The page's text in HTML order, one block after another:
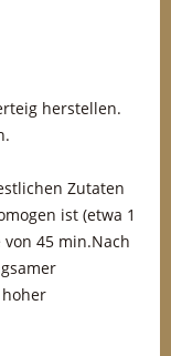
herstellen.
Zutaten
ist (etwa 1
45 min.Nach